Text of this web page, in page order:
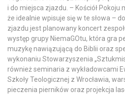
i do miejsca zjazdu. – Kościół Pokoju
że idealnie wpisuje się w te słowa –
zjazdu jest planowany koncert
występ grupy NiemaGOtu, która gra
muzykę nawiązującą do Biblii oraz
wykonaniu Stowarzyszenia
również seminaria z wykładowcami
Szkoły Teologicznej z Wrocławia,
pieczenia pierników oraz projekcja